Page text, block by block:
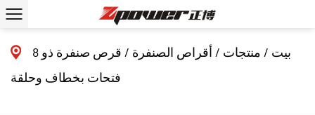
بيت / منتجات / أقراص الصنفرة /
قرص صنفرة ذو 8
فتحات بخطاف وحلقة